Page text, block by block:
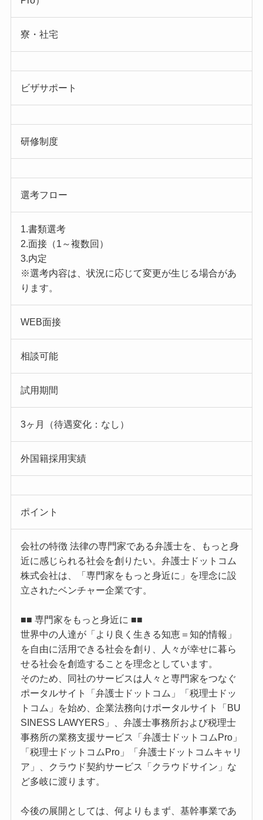
寮・社宅
ビザサポート
研修制度
選考フロー
1.書類選考
2.面接（1～複数回）
3.内定
※選考内容は、状況に応じて変更が生じる場合があ
ります。
WEB面接
相談可能
試用期間
3ヶ月（待遇変化：なし）
外国籍採用実績
ポイント
会社の特徴 法律の専門家である弁護士を、もっと身
近に感じられる社会を創りたい。弁護士ドットコム
株式会社は、「専門家をもっと身近に」を理念に設
立されたベンチャー企業です。
■■ 専門家をもっと身近に ■■
世界中の人達が「より良く生きる知恵＝知的情報」
を自由に活用できる社会を創り、人々が幸せに暮ら
せる社会を創造することを理念としています。
そのため、同社のサービスは人々と専門家をつなぐ
ポータルサイト「弁護士ドットコム」「税理士ドッ
トコム」を始め、企業法務向けポータルサイト「BU
SINESS LAWYERS」、弁護士事務所および税理士
事務所の業務支援サービス「弁護士ドットコムPro」
「税理士ドットコムPro」「弁護士ドットコムキャリ
ア」、クラウド契約サービス「クラウドサイン」な
ど多岐に渡ります。
今後の展開としては、何よりもまず、基幹事業であ